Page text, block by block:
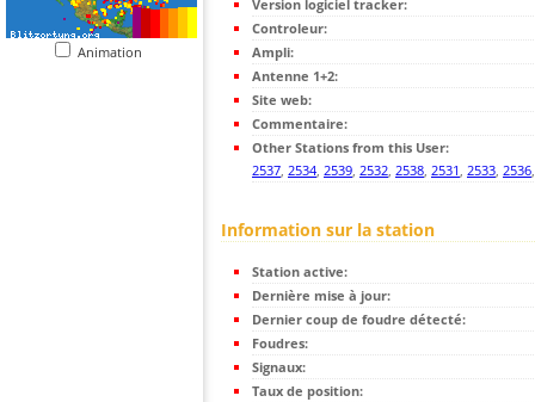
Animation
Version logiciel tracker:
Controleur:
Ampli:
Antenne 1+2:
Site web:
Commentaire:
Other Stations from this User:
2537, 2534, 2539, 2532, 2538, 2531, 2533, 2536
Information sur la station
Station active:
Dernière mise à jour:
Dernier coup de foudre détecté:
Foudres:
Signaux:
Taux de position: